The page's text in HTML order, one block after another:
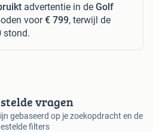
advertentie in de Golf
voor€ 799, terwijl de
stond.
vragen
gebaseerd op je zoekopdracht en de
filters